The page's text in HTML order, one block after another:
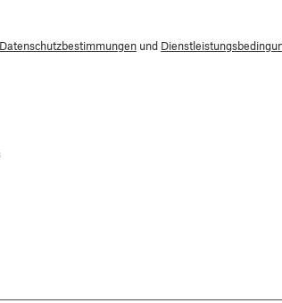
Datenschutzbestimmungen und